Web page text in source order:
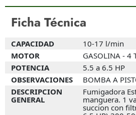
Ficha Técnica
CAPACIDAD
10-17 l/min
MOTOR
GASOLINA - 4
POTENCIA
5.5 a 6.5 HP
OBSERVACIONES
BOMBA A
DESCRIPCION
GENERAL
Fumigadora
manguera. 1
succion con